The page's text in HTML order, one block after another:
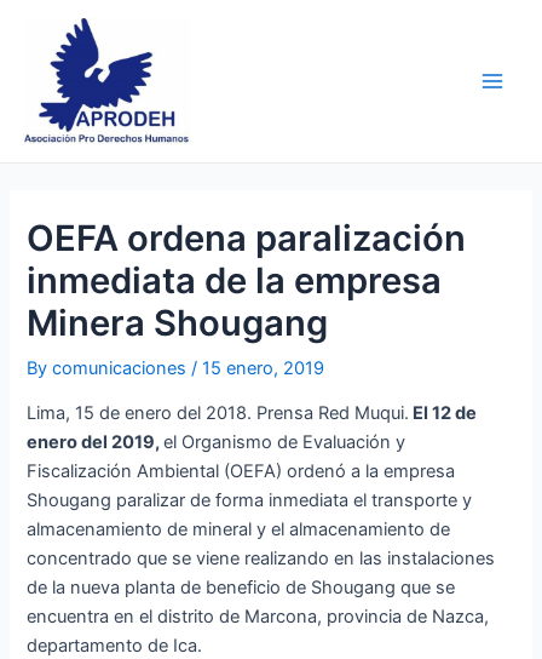
content
OEFA ordena paralización
inmediata de la empresa
Minera Shougang
Bycomunicaciones/15 enero, 2019
Lima, 15 de enero del 2018. Prensa Red Muqui. El 12 de
enero del 2019,el Organismo de Evaluación y
Fiscalización Ambiental (OEFA) ordenó a la empresa
Shougang paralizar de forma inmediata el transporte y
almacenamiento de mineral y el almacenamiento de
concentrado que se viene realizando en las instalaciones
de la nueva planta de beneficio de Shougang que se
encuentra en el distrito de Marcona, provincia de Nazca,
departamento de Ica.
navigation